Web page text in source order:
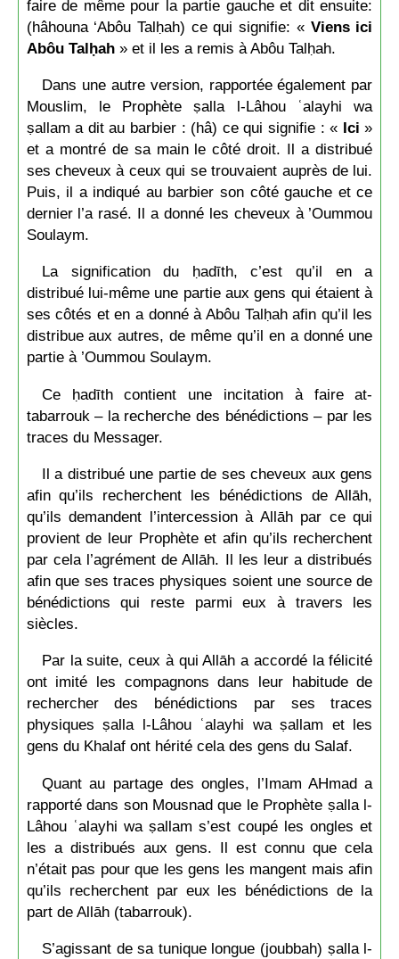
faire de même pour la partie gauche et dit ensuite:
(hâhouna ‘Abôu Talḥah) ce qui signifie: « Viens ici
Abôu Talḥah» et il les a remis à Abôu Talḥah.
Dans une autre version, rapportée également par
Mouslim, le Prophète ṣalla l-Lâhou ʿalayhi wa
ṣallam a dit au barbier : (hâ) ce qui signifie : « Ici »
et a montré de sa main le côté droit. Il a distribué
ses cheveux à ceux qui se trouvaient auprès de lui.
Puis, il a indiqué au barbier son côté gauche et ce
dernier l’a rasé. Il a donné les cheveux à ’Oummou
Soulaym.
La signification du ḥadīth, c’est qu’il en a
distribué lui-même une partie aux gens qui étaient à
ses côtés et en a donné à Abôu Talḥah afin qu’il les
distribue aux autres, de même qu’il en a donné une
partie à ’Oummou Soulaym.
Ce ḥadīth contient une incitation à faire at-
tabarrouk – la recherche des bénédictions – par les
traces du Messager.
Il a distribué une partie de ses cheveux aux gens
afin qu’ils recherchent les bénédictions de Allāh,
qu’ils demandent l’intercession à Allāh par ce qui
provient de leur Prophète et afin qu’ils recherchent
par cela l’agrément de Allāh. Il les leur a distribués
afin que ses traces physiques soient une source de
bénédictions qui reste parmi eux à travers les
siècles.
Par la suite, ceux à qui Allāh a accordé la félicité
ont imité les compagnons dans leur habitude de
rechercher des bénédictions par ses traces
physiques ṣalla l-Lâhou ʿalayhi wa ṣallam et les
gens du Khalaf ont hérité cela des gens du Salaf.
Quant au partage des ongles, l’Imam AHmad a
rapporté dans son Mousnad que le Prophète ṣalla l-
Lâhou ʿalayhi wa ṣallam s’est coupé les ongles et
les a distribués aux gens. Il est connu que cela
n’était pas pour que les gens les mangent mais afin
qu’ils recherchent par eux les bénédictions de la
part de Allāh (tabarrouk).
S’agissant de sa tunique longue (joubbah) ṣalla l-